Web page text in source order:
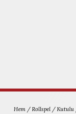
Hem / Rollspel / Kutulu